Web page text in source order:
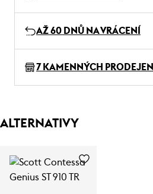
AŽ 60 DNŮ NA VRÁCENÍ
7 KAMENNÝCH PRODEJEN
ALTERNATIVY